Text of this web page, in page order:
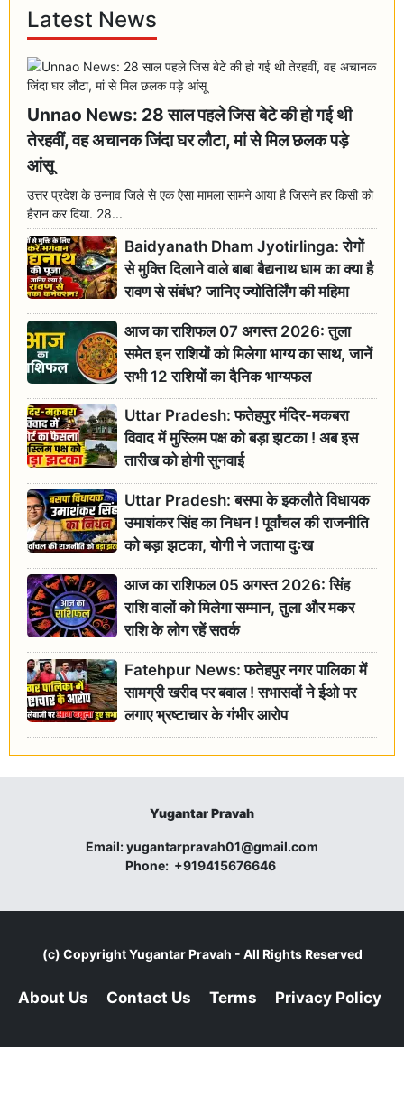
Latest News
Unnao News: 28 साल पहले जिस बेटे की हो गई थी
तेरहवीं, वह अचानक जिंदा घर लौटा, मां से मिल छलक पड़े
आंसू
उत्तर प्रदेश के उन्नाव जिले से एक ऐसा मामला सामने आया है जिसने हर किसी को
हैरान कर दिया. 28...
Baidyanath Dham Jyotirlinga: रोगों
से मुक्ति दिलाने वाले बाबा बैद्यनाथ धाम का क्या है
रावण से संबंध? जानिए ज्योतिर्लिंग की महिमा
आज का राशिफल 07 अगस्त 2026: तुला
समेत इन राशियों को मिलेगा भाग्य का साथ, जानें
सभी 12 राशियों का दैनिक भाग्यफल
Uttar Pradesh: फतेहपुर मंदिर-मकबरा
विवाद में मुस्लिम पक्ष को बड़ा झटका ! अब इस
तारीख को होगी सुनवाई
Uttar Pradesh: बसपा के इकलौते विधायक
उमाशंकर सिंह का निधन ! पूर्वांचल की राजनीति
को बड़ा झटका, योगी ने जताया दुःख
आज का राशिफल 05 अगस्त 2026: सिंह
राशि वालों को मिलेगा सम्मान, तुला और मकर
राशि के लोग रहें सतर्क
Fatehpur News: फतेहपुर नगर पालिका में
सामग्री खरीद पर बवाल ! सभासदों ने ईओ पर
लगाए भ्रष्टाचार के गंभीर आरोप
Yugantar Pravah
Email:yugantarpravah01@gmail.com
Phone: +919415676646
(c) CopyrightYugantar Pravah - All Rights Reserved
About Us Contact Us Terms Privacy Policy